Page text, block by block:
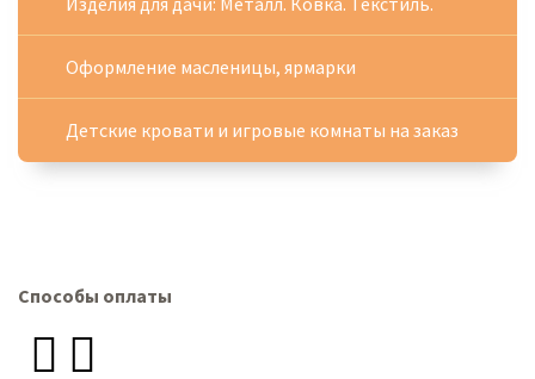
Оформление масленицы, ярмарки
Детские кровати и игровые комнаты на заказ
Способы оплаты